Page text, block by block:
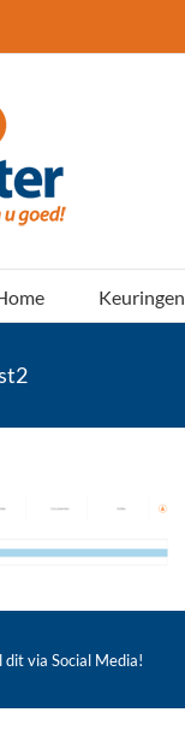
Keuringen
via Social Media!